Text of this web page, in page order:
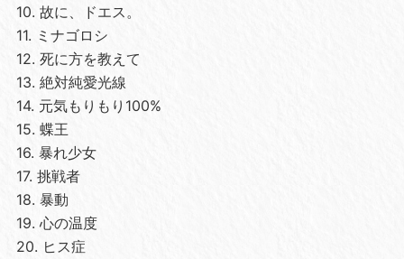
10. 故に、ドエス。
11. ミナゴロシ
12. 死に方を教えて
13. 絶対純愛光線
14. 元気もりもり100%
15. 蝶王
16. 暴れ少女
17. 挑戦者
18. 暴動
19. 心の温度
20. ヒス症